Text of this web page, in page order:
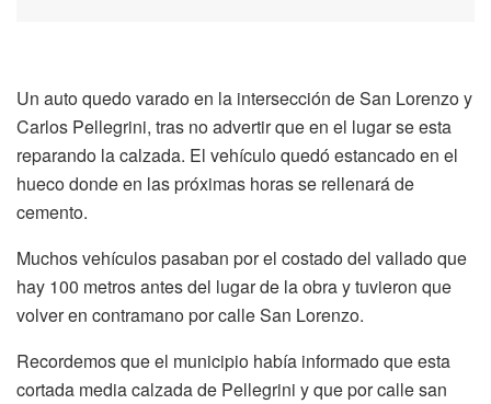
Un auto quedo varado en la intersección de San Lorenzo y
Carlos Pellegrini, tras no advertir que en el lugar se esta
reparando la calzada. El vehículo quedó estancado en el
hueco donde en las próximas horas se rellenará de
cemento.
Muchos vehículos pasaban por el costado del vallado que
hay 100 metros antes del lugar de la obra y tuvieron que
volver en contramano por calle San Lorenzo.
Recordemos que el municipio había informado que esta
cortada media calzada de Pellegrini y que por calle san